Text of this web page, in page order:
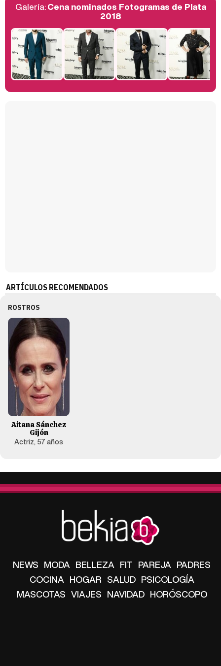
Belén Esteban: "Estoy emocionada, muy contenta y muy feliz por llegar a RTVE"
Manu Baqueiro: "Tuve como referente a Bruce Willis en 'Luz de Luna' para mi trabajo en la serie 'Perdiendo el juicio'"
Galería:Cena nominados Fotogramas de Plata
2018
ARTÍCULOS RECOMENDADOS
ROSTROS
Aitana Sánchez
Gijón
Actriz, 57 años
NEWS MODA BELLEZA FIT PAREJA PADRES
COCINA HOGAR SALUD PSICOLOGÍA
MASCOTAS VIAJES NAVIDAD HORÓSCOPO